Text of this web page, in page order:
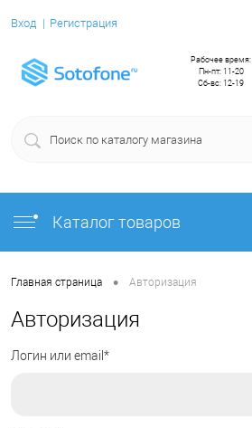
Вход Регистрация
Рабочее время:
Пн-пт: 11-20
Сб-вс: 12-19
Каталог товаров
Главная страница • Авторизация
Авторизация
Логин или email*